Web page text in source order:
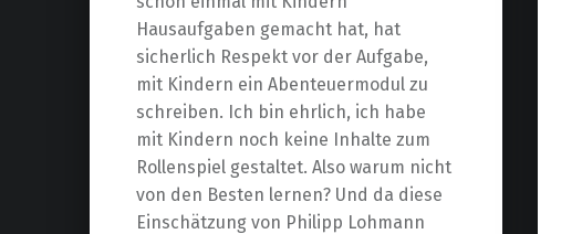
Hausaufgaben gemacht hat, hat
sicherlich Respekt vor der Aufgabe,
mit Kindern ein Abenteuermodul zu
schreiben. Ich bin ehrlich, ich habe
mit Kindern noch keine Inhalte zum
Rollenspiel gestaltet. Also warum nicht
von den Besten lernen? Und da diese
Einschätzung von Philipp Lohmann